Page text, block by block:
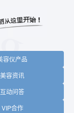
容仪产品
美容资讯
互动问答
VIP合作